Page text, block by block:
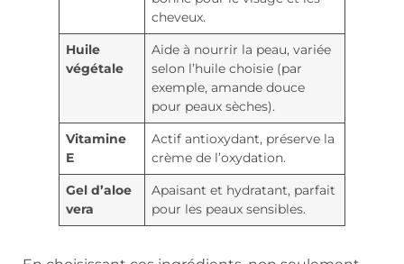
cheveux.
Huile
végétale
Aide à nourrir la peau, variée
selon l’huile choisie (par
exemple, amande douce
pour peaux sèches).
Vitamine
E
Actif antioxydant, préserve la
crème de l’oxydation.
Gel d’aloe
vera
Apaisant et hydratant, parfait
pour les peaux sensibles.